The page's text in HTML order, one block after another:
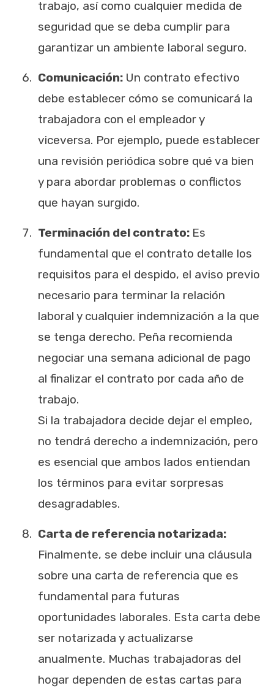
trabajo, así como cualquier medida de
seguridad que se deba cumplir para
garantizar un ambiente laboral seguro.
Comunicación: Un contrato efectivo
debe establecer cómo se comunicará la
trabajadora con el empleador y
viceversa. Por ejemplo, puede establecer
una revisión periódica sobre qué va bien
y para abordar problemas o conflictos
que hayan surgido.
Terminación del contrato: Es
fundamental que el contrato detalle los
requisitos para el despido, el aviso previo
necesario para terminar la relación
laboral y cualquier indemnización a la que
se tenga derecho. Peña recomienda
negociar una semana adicional de pago
al finalizar el contrato por cada año de
trabajo.
Si la trabajadora decide dejar el empleo,
no tendrá derecho a indemnización, pero
es esencial que ambos lados entiendan
los términos para evitar sorpresas
desagradables.
Carta de referencia notarizada:
Finalmente, se debe incluir una cláusula
sobre una carta de referencia que es
fundamental para futuras
oportunidades laborales. Esta carta debe
ser notarizada y actualizarse
anualmente. Muchas trabajadoras del
hogar dependen de estas cartas para